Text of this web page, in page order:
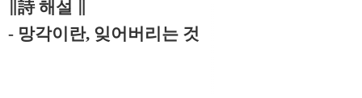
∥詩 해설 ∥
- 망각이란, 잊어버리는 것